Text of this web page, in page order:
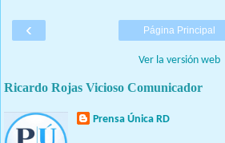
‹ Página Principal
Ver la versión web
Ricardo Rojas Vicioso Comunicador
Prensa Única RD